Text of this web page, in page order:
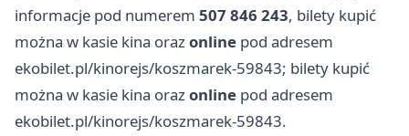
informacje pod numerem 507 846 243, bilety kupić
można w kasie kina orazonline pod adresem
ekobilet.pl/kinorejs/koszmarek-59843; bilety kupić
można w kasie kina orazonline pod adresem
ekobilet.pl/kinorejs/koszmarek-59843.